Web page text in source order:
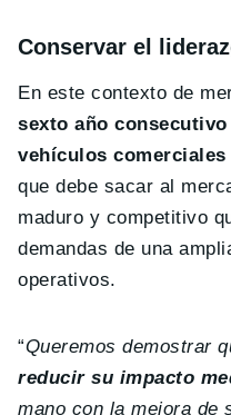
Conservar el
En este contexto de
sexto año
vehículos comerciales
que debe sacar al
maduro y competitivo
demandas de una
operativos.
“Queremos demostrar
reducir su impacto
mano con la mejora de